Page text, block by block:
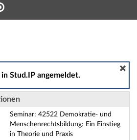
Hauptnavigation
und
Stud.IP angemeldet.
Seminar: 42522 Demokratie- und
Menschenrechtsbildung: Ein Einstieg
in Theorie und Praxis